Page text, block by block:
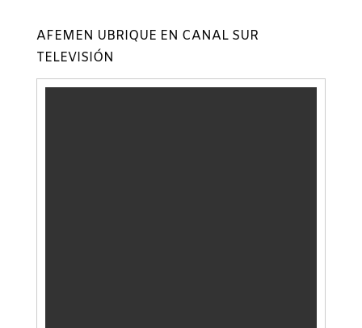
AFEMEN UBRIQUE EN CANAL SUR
TELEVISIÓN